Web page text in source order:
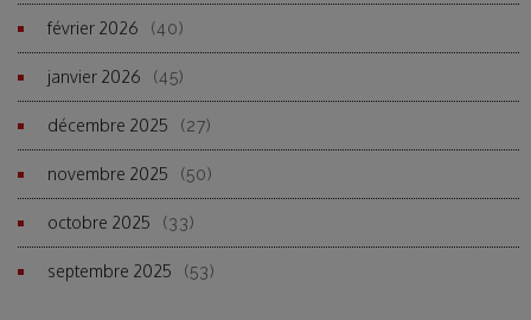
février 2026 (40)
janvier 2026 (45)
décembre 2025 (27)
novembre 2025 (50)
octobre 2025 (33)
septembre 2025 (53)